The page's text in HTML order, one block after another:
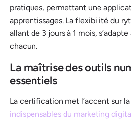
pratiques, permettant une
apprentissages. La flexibilité du
allant de 3 jours à 1 mois,
chacun.
La maîtrise des outils
essentiels
La certification met l’accent sur
indispensables du marketing